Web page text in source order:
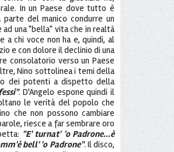
In un Paese dove tutto è
del manico condurre un
una "bella" vita che in realtà
a chi voce non ha e, quindi, al
e con dolore il declinio di una
consolatorio verso un Paese
Nino sottolinea i temi della
dei potenti a dispetto della
. D'Angelo espone quindi il
le verità del popolo che
che non possono cambiare
riesce a far sembrare oro
"E' turnat' 'o Padrone...è
bell' 'o Padrone". Il disco,